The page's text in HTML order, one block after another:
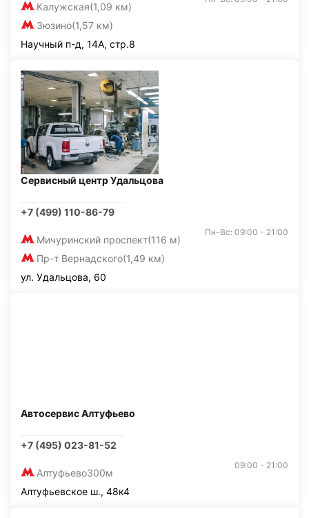
Калужская(1,09 км)
Зюзино(1,57 км)
Научный п-д, 14А, стр.8
Сервисный центр Удальцова
+7 (499) 110-86-79
Мичуринский проспект(116 м)
Пр-т Вернадского(1,49 км)
Пн-Вс: 09:00 - 21:00
ул. Удальцова, 60
Автосервис Алтуфьево
+7 (495) 023-81-52
Алтуфьево300м
09:00 - 21:00
Алтуфьевское ш., 48к4